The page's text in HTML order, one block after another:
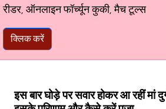
रीडर, ऑनलाइन फॉर्च्यून कुकी, मैच टूल्स
क्लिक करें
इस बार घोड़े पर सवार होकर आ रहीं मां